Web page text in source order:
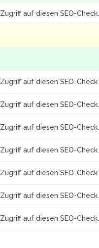
auf diesen SEO-Check.
auf diesen SEO-Check.
auf diesen SEO-Check.
auf diesen SEO-Check.
auf diesen SEO-Check.
auf diesen SEO-Check.
auf diesen SEO-Check.
auf diesen SEO-Check.